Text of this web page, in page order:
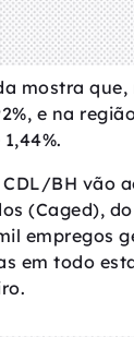
mostra
e na
BH vão
(Caged),
empregos
em todo